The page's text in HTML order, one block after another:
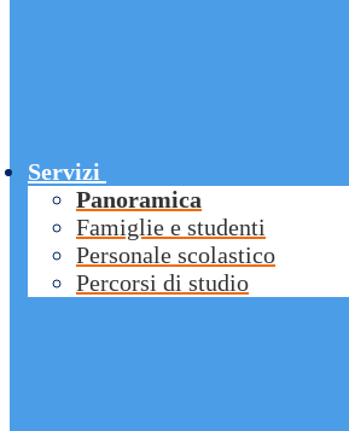
Servizi
Panoramica
Famiglie e studenti
Personale scolastico
Percorsi di studio